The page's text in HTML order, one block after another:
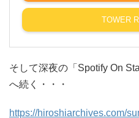
TOWER
そして深夜の「Spotify On
へ続く・・・
https://hiroshiarchives.com/